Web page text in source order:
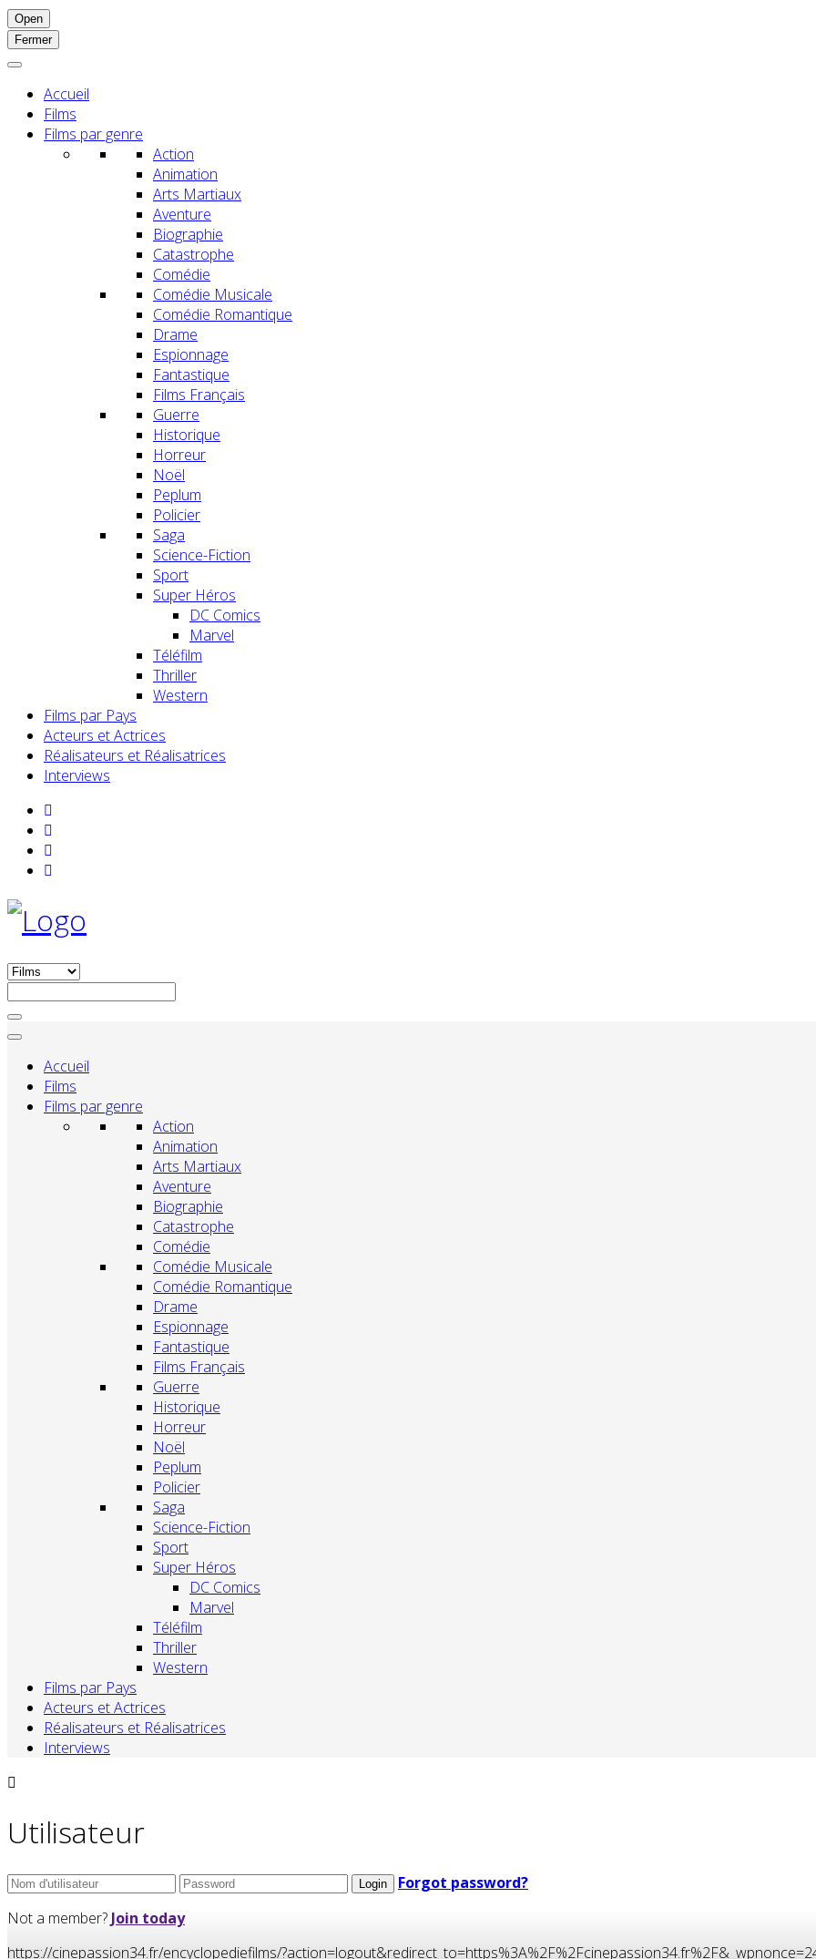
Open
Fermer
Accueil
Films
Films par genre
Action
Animation
Arts Martiaux
Aventure
Biographie
Catastrophe
Comédie
Comédie Musicale
Comédie Romantique
Drame
Espionnage
Fantastique
Films Français
Guerre
Historique
Horreur
Noël
Peplum
Policier
Saga
Science-Fiction
Sport
Super Héros
DC Comics
Marvel
Téléfilm
Thriller
Western
Films par Pays
Acteurs et Actrices
Réalisateurs et Réalisatrices
Interviews
Accueil
Films
Films par genre
Action
Animation
Arts Martiaux
Aventure
Biographie
Catastrophe
Comédie
Comédie Musicale
Comédie Romantique
Drame
Espionnage
Fantastique
Films Français
Guerre
Historique
Horreur
Noël
Peplum
Policier
Saga
Science-Fiction
Sport
Super Héros
DC Comics
Marvel
Téléfilm
Thriller
Western
Films par Pays
Acteurs et Actrices
Réalisateurs et Réalisatrices
Interviews
Utilisateur
Forgot password?
Not a member? Join today
https://cinepassion34.fr/encyclopediefilms/